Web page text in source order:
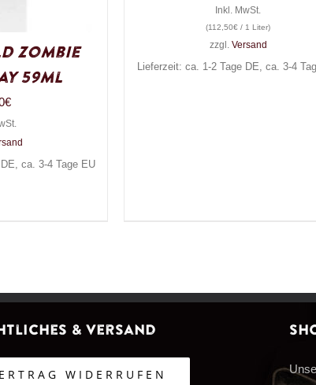
Zombie
59ml
€
ca. 3-4 Tage EU
Inkl. MwSt.
(112,50€ / 1 Liter)
zzgl. Versand
Lieferzeit: ca. 1-2 Tage DE, ca. 3-4
& Versand
WIDERRUFEN